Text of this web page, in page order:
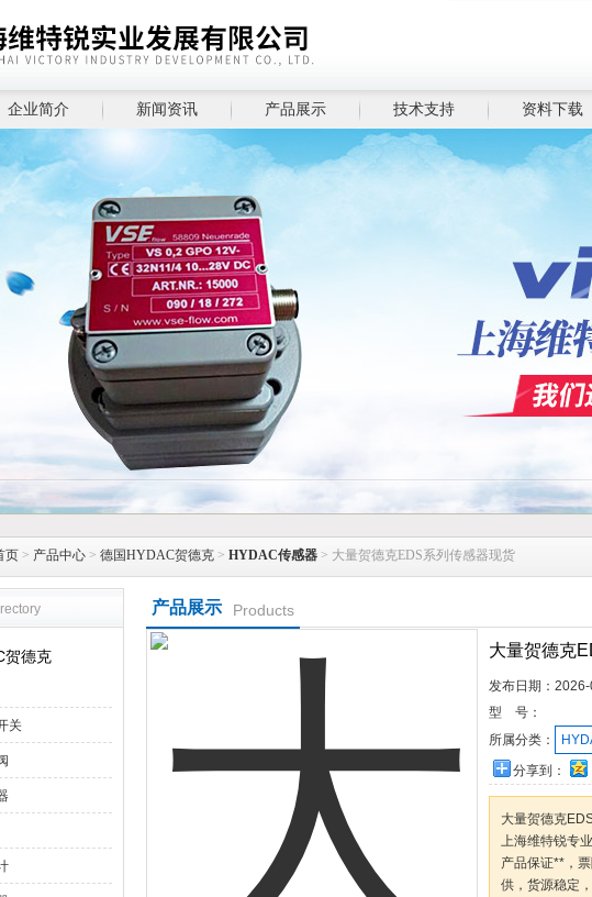
限公司
企业简介 新闻资讯 产品展示 技术支持 资料下载
页 > 产品中心 > 德国HYDAC贺德克 > HYDAC传感器 > 大量贺德克EDS系列传感器现货
贺德克
关
产品展示 Products
大量贺德克
发布日期：
型 号：
所属分类：
分享到：
大量贺德克
上海维特锐专
产品保证**，
供，货源稳定